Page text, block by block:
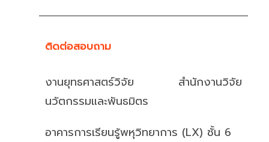
ติดต่อสอบถาม
งานยุทธศาสตร์วิจัย สำนักงานวิจัย
นวัตกรรมและพันธมิตร
อาคารการเรียนรู้พหุวิทยาการ (LX) ชั้น 6